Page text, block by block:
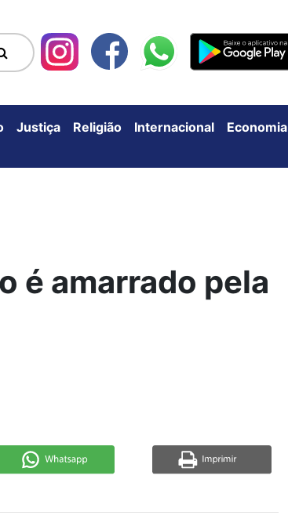
Justiça Religião Internacional Economia
é amarrado pela